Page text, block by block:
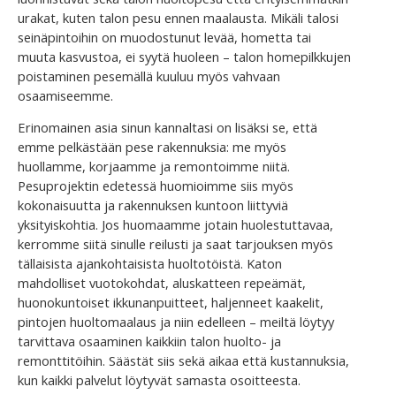
urakat, kuten talon pesu ennen maalausta. Mikäli talosi
seinäpintoihin on muodostunut levää, hometta tai
muuta kasvustoa, ei syytä huoleen – talon homepilkkujen
poistaminen pesemällä kuuluu myös vahvaan
osaamiseemme.
Erinomainen asia sinun kannaltasi on lisäksi se, että
emme pelkästään pese rakennuksia: me myös
huollamme, korjaamme ja remontoimme niitä.
Pesuprojektin edetessä huomioimme siis myös
kokonaisuutta ja rakennuksen kuntoon liittyviä
yksityiskohtia. Jos huomaamme jotain huolestuttavaa,
kerromme siitä sinulle reilusti ja saat tarjouksen myös
tällaisista ajankohtaisista huoltotöistä. Katon
mahdolliset vuotokohdat, aluskatteen repeämät,
huonokuntoiset ikkunanpuitteet, haljenneet kaakelit,
pintojen huoltomaalaus ja niin edelleen – meiltä löytyy
tarvittava osaaminen kaikkiin talon huolto- ja
remonttitöihin. Säästät siis sekä aikaa että kustannuksia,
kun kaikki palvelut löytyvät samasta osoitteesta.